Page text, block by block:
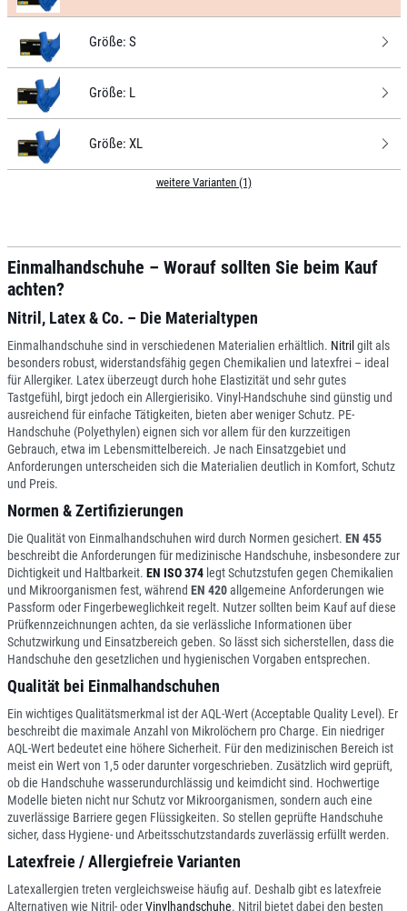
Größe: S
Größe: L
Größe: XL
weitere Varianten (1)
Einmalhandschuhe – Worauf sollten Sie beim Kauf
achten?
Nitril, Latex & Co. – Die Materialtypen
Einmalhandschuhe sind in verschiedenen Materialien erhältlich. Nitrilgilt als
besonders robust, widerstandsfähig gegen Chemikalien und latexfrei – ideal
für Allergiker. Latex überzeugt durch hohe Elastizität und sehr gutes
Tastgefühl, birgt jedoch ein Allergierisiko. Vinyl-Handschuhe sind günstig und
ausreichend für einfache Tätigkeiten, bieten aber weniger Schutz. PE-
Handschuhe (Polyethylen) eignen sich vor allem für den kurzzeitigen
Gebrauch, etwa im Lebensmittelbereich. Je nach Einsatzgebiet und
Anforderungen unterscheiden sich die Materialien deutlich in Komfort, Schutz
und Preis.
Normen & Zertifizierungen
Die Qualität von Einmalhandschuhen wird durch Normen gesichert. EN 455
beschreibt die Anforderungen für medizinische Handschuhe, insbesondere zur
Dichtigkeit und Haltbarkeit. EN ISO 374legt Schutzstufen gegen Chemikalien
und Mikroorganismen fest, während EN 420allgemeine Anforderungen wie
Passform oder Fingerbeweglichkeit regelt. Nutzer sollten beim Kauf auf diese
Prüfkennzeichnungen achten, da sie verlässliche Informationen über
Schutzwirkung und Einsatzbereich geben. So lässt sich sicherstellen, dass die
Handschuhe den gesetzlichen und hygienischen Vorgaben entsprechen.
Qualität bei Einmalhandschuhen
Ein wichtiges Qualitätsmerkmal ist der AQL-Wert (Acceptable Quality Level). Er
beschreibt die maximale Anzahl von Mikrolöchern pro Charge. Ein niedriger
AQL-Wert bedeutet eine höhere Sicherheit. Für den medizinischen Bereich ist
meist ein Wert von 1,5 oder darunter vorgeschrieben. Zusätzlich wird geprüft,
ob die Handschuhe wasserundurchlässig und keimdicht sind. Hochwertige
Modelle bieten nicht nur Schutz vor Mikroorganismen, sondern auch eine
zuverlässige Barriere gegen Flüssigkeiten. So stellen geprüfte Handschuhe
sicher, dass Hygiene- und Arbeitsschutzstandards zuverlässig erfüllt werden.
Latexfreie / Allergiefreie Varianten
Latexallergien treten vergleichsweise häufig auf. Deshalb gibt es latexfreie
Alternativen wie Nitril- oderVinylhandschuhe. Nitril bietet dabei den besten